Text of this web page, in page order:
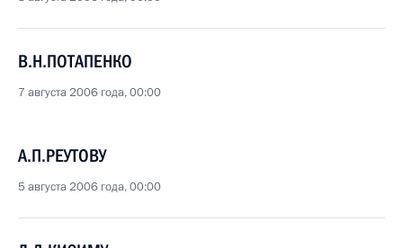
В.Н.ПОТАПЕНКО
7 августа 2006 года, 00:00
А.П.РЕУТОВУ
5 августа 2006 года, 00:00